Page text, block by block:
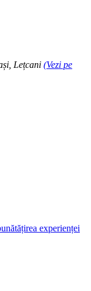
Lețcani (Vezi pe
experienței